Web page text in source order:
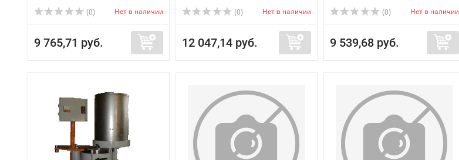
(0) Нет в наличии
9 765,71 руб.
(0) Нет в наличии
12 047,14 руб.
(0) Нет в наличии
9 539,68 руб.